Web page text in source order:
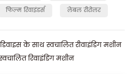
फिल्म रिवाइंडर्स लेबल रीरोलर
के साथ स्वचालित रीवाइंडिंग मशीन
रिवाइंडिंग मशीन